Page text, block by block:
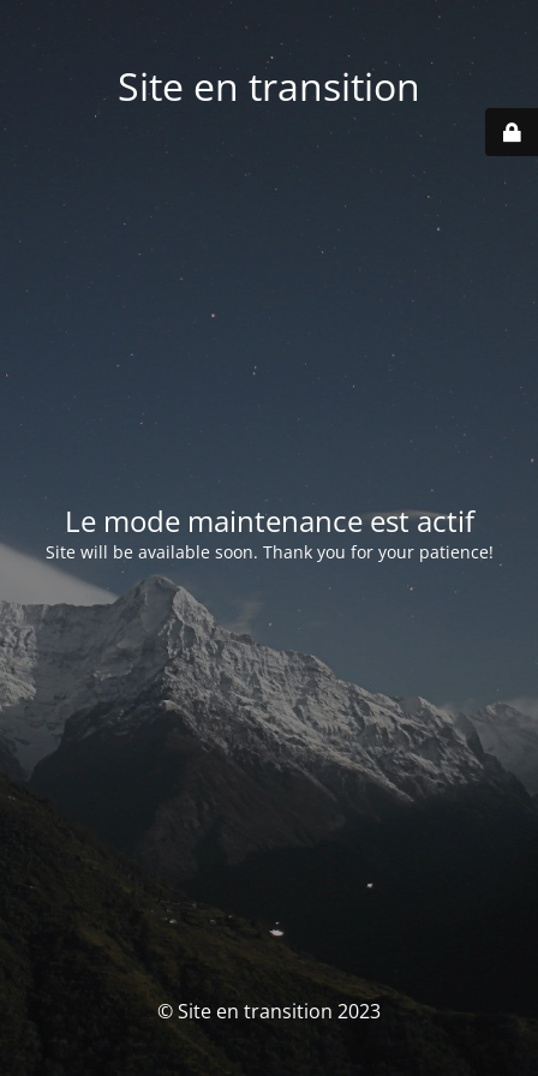
Site en transition
Le mode maintenance est actif
Site will be available soon. Thank you for your patience!
© Site en transition 2023